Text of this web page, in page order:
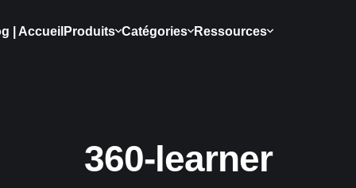
| Accueil Produits Catégories Ressources
360-learner